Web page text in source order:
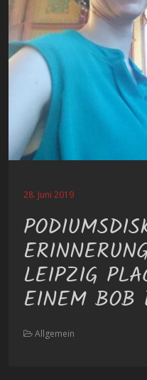
28. Juni 2019
LEIPZIG
EINEM BOB
Allgemein